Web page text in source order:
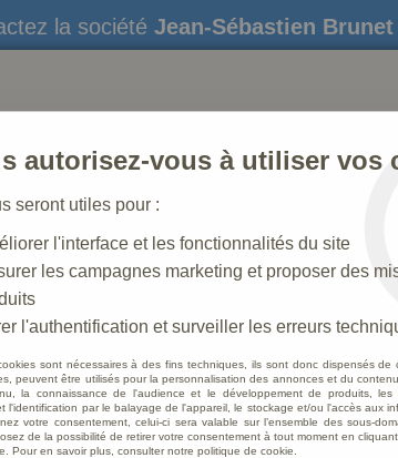
la société Jean-Sébastien
STATUES CRÈCHES DE NOËL
>Statue Notre Dame de Lourdes Polychrome
autorisez-vous à utiliser vos
seront utiles pour :
l'interface et les fonctionnalités du site
les campagnes marketing et proposer des
l'authentification et surveiller les erreurs
sont nécessaires à des fins techniques, ils sont donc dispensés de
peuvent être utilisés pour la personnalisation des annonces et du
la connaissance de l'audience et le développement de produits, les
l'identification par le balayage de l'appareil, le stockage et/ou l'accès aux
votre consentement, celui-ci sera valable sur l’ensemble des sous-
de la possibilité de retirer votre consentement à tout moment en
Pour en savoir plus, consulter notre politique de cookie.